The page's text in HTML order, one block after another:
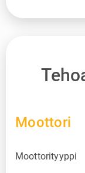
Moottori
Moottorityyppi